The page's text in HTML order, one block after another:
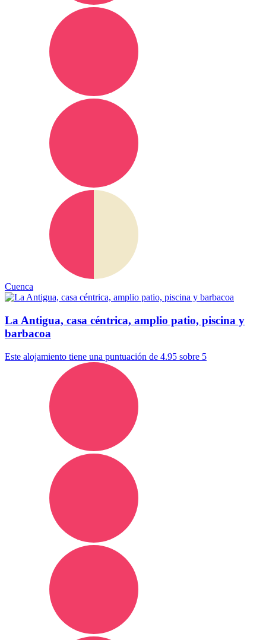
Cuenca
La Antigua, casa céntrica, amplio patio, piscina y
barbacoa
Este alojamiento tiene una puntuación de 4.95 sobre 5